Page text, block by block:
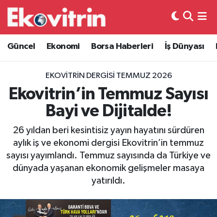
Güncel Ekonomi Borsa Haberleri İş Dünyası
EKOVITRIN DERGISI TEMMUZ 2026
Ekovitrin’in Temmuz Sayısı
Bayi ve Dijitalde!
26 yıldan beri kesintisiz yayın hayatını sürdüren
aylık iş ve ekonomi dergisi Ekovitrin’in temmuz
sayısı yayımlandı. Temmuz sayısında da Türkiye ve
dünyada yaşanan ekonomik gelişmeler masaya
yatırıldı.
Güncel
Ekonomi
Borsa Haberleri
İş Dünyası
Lojistik
Otovitrin
Magazin
Hava Durumu
Trafik Durumu
Süper Lig Puan Durumu ve Fikstür
Tüm Manşetler
Son Dakika Haberleri
Haber Arşivi